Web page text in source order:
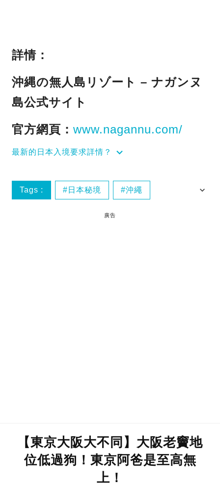
詳情：
沖縄の無人島リゾート – ナガンヌ
島公式サイト
官方網頁： www.nagannu.com/
最新的日本入境要求詳情？
Tags : 日本秘境 沖繩
廣告
【東京大阪大不同】大阪老竇地
位低過狗！東京阿爸是至高無
上！